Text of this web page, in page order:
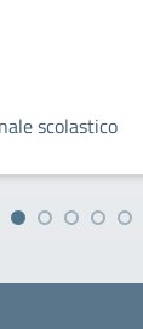
scolastico